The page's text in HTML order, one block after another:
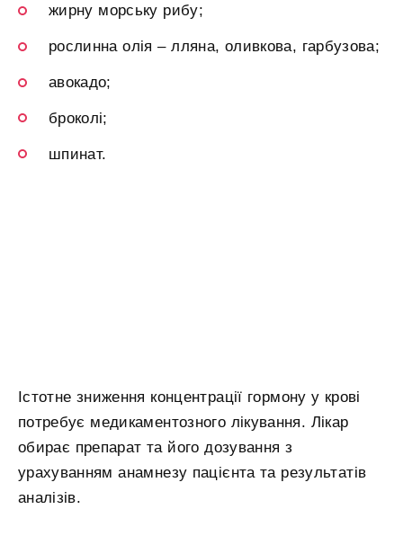
жирну морську рибу;
рослинна олія – лляна, оливкова, гарбузова;
авокадо;
броколі;
шпинат.
Істотне зниження концентрації гормону у крові
потребує медикаментозного лікування. Лікар
обирає препарат та його дозування з
урахуванням анамнезу пацієнта та результатів
аналізів.